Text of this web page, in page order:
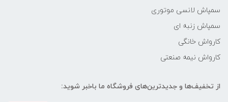
سمپاش لانسی موتوری
سمپاش زنبه ای
کارواش خانگی
کارواش نیمه صنعتی
از تخفیف‌ها و جدیدترین‌های فروشگاه ما باخبر شوید: